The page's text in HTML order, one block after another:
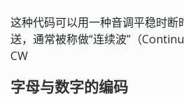
这种代码可以用一种音调平稳时断
送，通常被称做“连续波”（
CW
字母与数字的编码